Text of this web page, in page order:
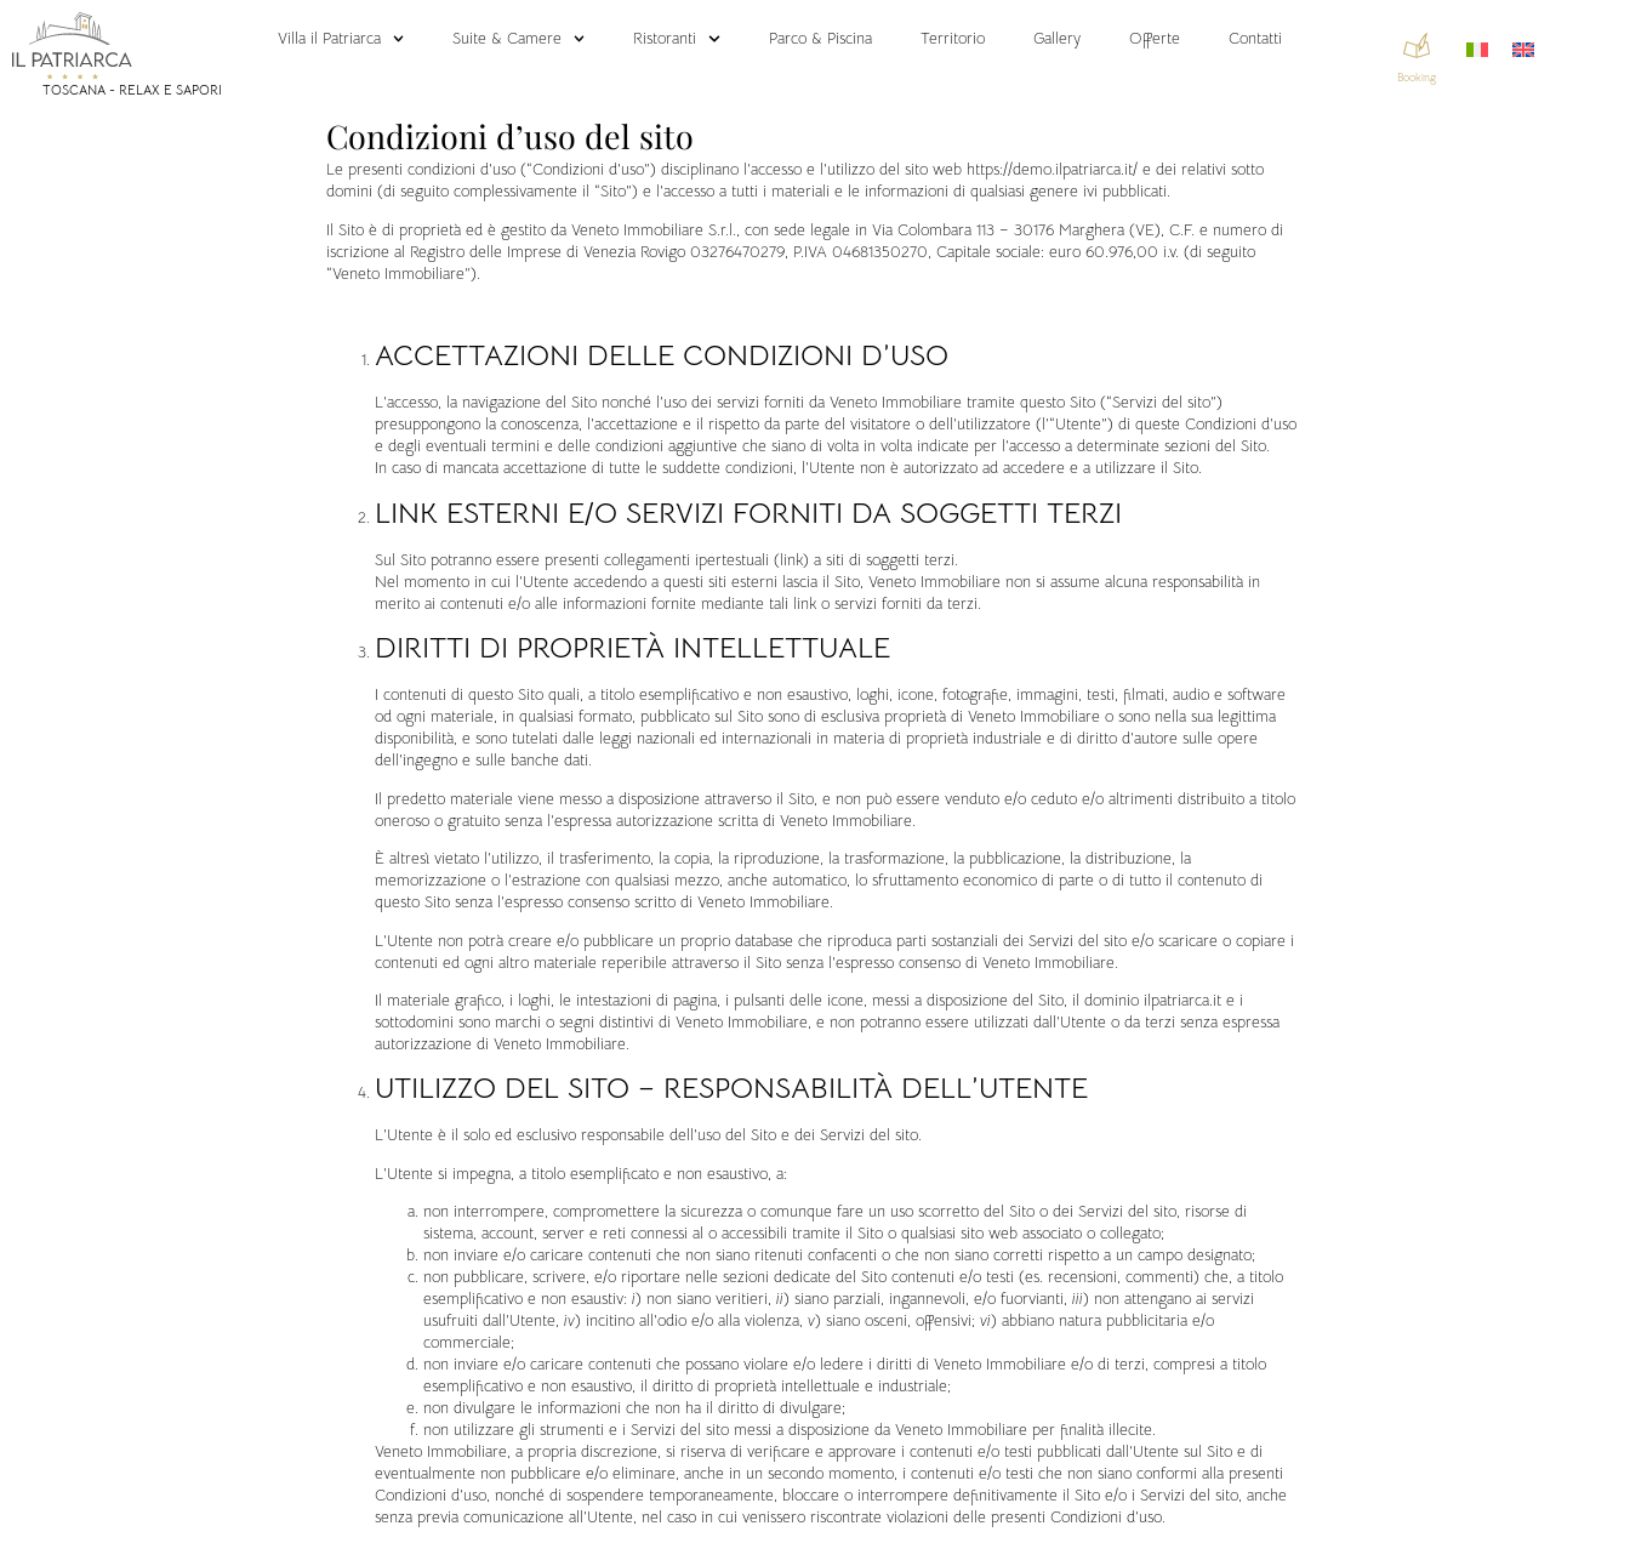
TOSCANA - RELAX E SAPORI
Villa il Patriarca Suite & Camere Ristoranti Parco & Piscina Territorio Gallery Offerte Contatti
Booking
Condizioni d’uso del sito
Le presenti condizioni d’uso (“Condizioni d’uso”) disciplinano l’accesso e l’utilizzo del sito web https://demo.ilpatriarca.it/ e dei relativi sotto
domini (di seguito complessivamente il “Sito”) e l’accesso a tutti i materiali e le informazioni di qualsiasi genere ivi pubblicati.
Il Sito è di proprietà ed è gestito da Veneto Immobiliare S.r.l., con sede legale in Via Colombara 113 – 30176 Marghera (VE), C.F. e numero di
iscrizione al Registro delle Imprese di Venezia Rovigo 03276470279, P.IVA 04681350270, Capitale sociale: euro 60.976,00 i.v. (di seguito
“Veneto Immobiliare”).
ACCETTAZIONI DELLE CONDIZIONI D’USO
L’accesso, la navigazione del Sito nonché l’uso dei servizi forniti da Veneto Immobiliare tramite questo Sito (“Servizi del sito”)
presuppongono la conoscenza, l’accettazione e il rispetto da parte del visitatore o dell’utilizzatore (l’“Utente”) di queste Condizioni d’uso
e degli eventuali termini e delle condizioni aggiuntive che siano di volta in volta indicate per l’accesso a determinate sezioni del Sito.
In caso di mancata accettazione di tutte le suddette condizioni, l’Utente non è autorizzato ad accedere e a utilizzare il Sito.
LINK ESTERNI E/O SERVIZI FORNITI DA SOGGETTI TERZI
Sul Sito potranno essere presenti collegamenti ipertestuali (link) a siti di soggetti terzi.
Nel momento in cui l’Utente accedendo a questi siti esterni lascia il Sito, Veneto Immobiliare non si assume alcuna responsabilità in
merito ai contenuti e/o alle informazioni fornite mediante tali link o servizi forniti da terzi.
DIRITTI DI PROPRIETÀ INTELLETTUALE
I contenuti di questo Sito quali, a titolo esemplificativo e non esaustivo, loghi, icone, fotografie, immagini, testi, filmati, audio e software
od ogni materiale, in qualsiasi formato, pubblicato sul Sito sono di esclusiva proprietà di Veneto Immobiliare o sono nella sua legittima
disponibilità, e sono tutelati dalle leggi nazionali ed internazionali in materia di proprietà industriale e di diritto d’autore sulle opere
dell’ingegno e sulle banche dati.
Il predetto materiale viene messo a disposizione attraverso il Sito, e non può essere venduto e/o ceduto e/o altrimenti distribuito a titolo
oneroso o gratuito senza l’espressa autorizzazione scritta di Veneto Immobiliare.
È altresì vietato l’utilizzo, il trasferimento, la copia, la riproduzione, la trasformazione, la pubblicazione, la distribuzione, la
memorizzazione o l’estrazione con qualsiasi mezzo, anche automatico, lo sfruttamento economico di parte o di tutto il contenuto di
questo Sito senza l’espresso consenso scritto di Veneto Immobiliare.
L’Utente non potrà creare e/o pubblicare un proprio database che riproduca parti sostanziali dei Servizi del sito e/o scaricare o copiare i
contenuti ed ogni altro materiale reperibile attraverso il Sito senza l’espresso consenso di Veneto Immobiliare.
Il materiale grafico, i loghi, le intestazioni di pagina, i pulsanti delle icone, messi a disposizione del Sito, il dominio ilpatriarca.it e i
sottodomini sono marchi o segni distintivi di Veneto Immobiliare, e non potranno essere utilizzati dall’Utente o da terzi senza espressa
autorizzazione di Veneto Immobiliare.
UTILIZZO DEL SITO – RESPONSABILITÀ DELL’UTENTE
L’Utente è il solo ed esclusivo responsabile dell’uso del Sito e dei Servizi del sito.
L’Utente si impegna, a titolo esemplificato e non esaustivo, a:
non interrompere, compromettere la sicurezza o comunque fare un uso scorretto del Sito o dei Servizi del sito, risorse di
sistema, account, server e reti connessi al o accessibili tramite il Sito o qualsiasi sito web associato o collegato;
non inviare e/o caricare contenuti che non siano ritenuti confacenti o che non siano corretti rispetto a un campo designato;
non pubblicare, scrivere, e/o riportare nelle sezioni dedicate del Sito contenuti e/o testi (es. recensioni, commenti) che, a titolo
esemplificativo e non esaustiv: i) non siano veritieri, ii) siano parziali, ingannevoli, e/o fuorvianti, iii) non attengano ai servizi
usufruiti dall’Utente, iv) incitino all’odio e/o alla violenza, v) siano osceni, offensivi; vi) abbiano natura pubblicitaria e/o
commerciale;
non inviare e/o caricare contenuti che possano violare e/o ledere i diritti di Veneto Immobiliare e/o di terzi, compresi a titolo
esemplificativo e non esaustivo, il diritto di proprietà intellettuale e industriale;
non divulgare le informazioni che non ha il diritto di divulgare;
non utilizzare gli strumenti e i Servizi del sito messi a disposizione da Veneto Immobiliare per finalità illecite.
Veneto Immobiliare, a propria discrezione, si riserva di verificare e approvare i contenuti e/o testi pubblicati dall’Utente sul Sito e di
eventualmente non pubblicare e/o eliminare, anche in un secondo momento, i contenuti e/o testi che non siano conformi alla presenti
Condizioni d’uso, nonché di sospendere temporaneamente, bloccare o interrompere definitivamente il Sito e/o i Servizi del sito, anche
senza previa comunicazione all’Utente, nel caso in cui venissero riscontrate violazioni delle presenti Condizioni d’uso.